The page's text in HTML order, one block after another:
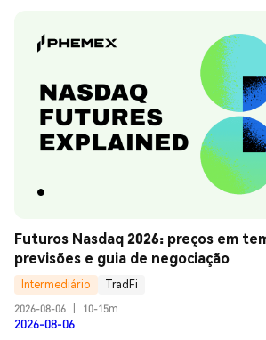
Futuros Nasdaq 2026: preços em
previsões e guia de negociação
Intermediário
TradFi
2026-08-06
10-15m
2026-08-06